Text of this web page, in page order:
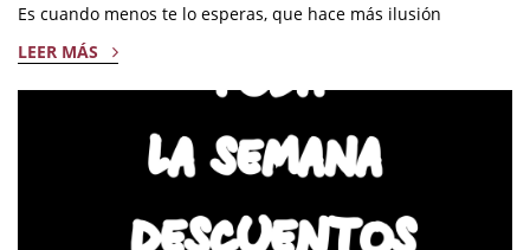
Es cuando menos te lo esperas, que hace más ilusión
LEER MÁS